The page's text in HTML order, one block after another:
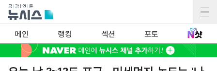
메인 랭킹 섹션 포토